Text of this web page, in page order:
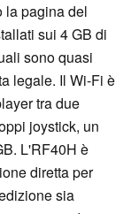
la pagina del
sui 4 GB di
sono quasi
legale. Il Wi-Fi è
tra due
joystick, un
L'RF40H è
diretta per
sia